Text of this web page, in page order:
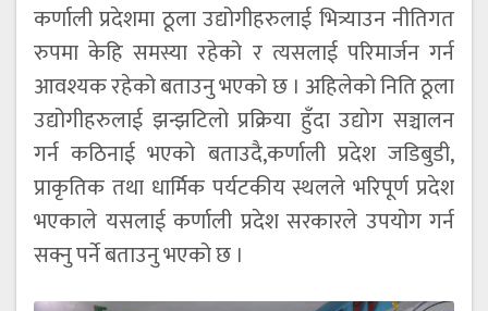
कर्णाली प्रदेशमा ठूला उद्योगीहरुलाई भित्र्याउन नीतिगत
रुपमा केहि समस्या रहेको र त्यसलाई परिमार्जन गर्न
आवश्यक रहेको बताउनु भएको छ । अहिलेको निति ठूला
उद्योगीहरुलाई झन्झटिलो प्रक्रिया हुँदा उद्योग सञ्चालन
गर्न कठिनाई भएको बताउदै,कर्णाली प्रदेश जडिबुडी,
प्राकृतिक तथा धार्मिक पर्यटकीय स्थलले भरिपूर्ण प्रदेश
भएकाले यसलाई कर्णाली प्रदेश सरकारले उपयोग गर्न
सक्नु पर्ने बताउनु भएको छ ।